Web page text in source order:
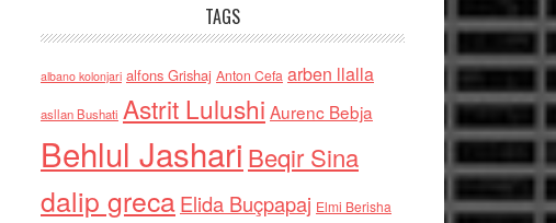
TAGS
albano kolonjari alfons Grishaj Anton Cefa arben llalla
asllan Bushati Astrit Lulushi Aurenc Bebja
Behlul Jashari Beqir Sina
dalip grecaElida Buçpapaj Elmi Berisha